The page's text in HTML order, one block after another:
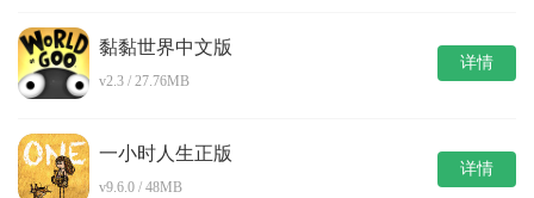
黏黏世界中文版
v2.3 / 27.76MB
详情
一小时人生正版
v9.6.0 / 48MB
详情